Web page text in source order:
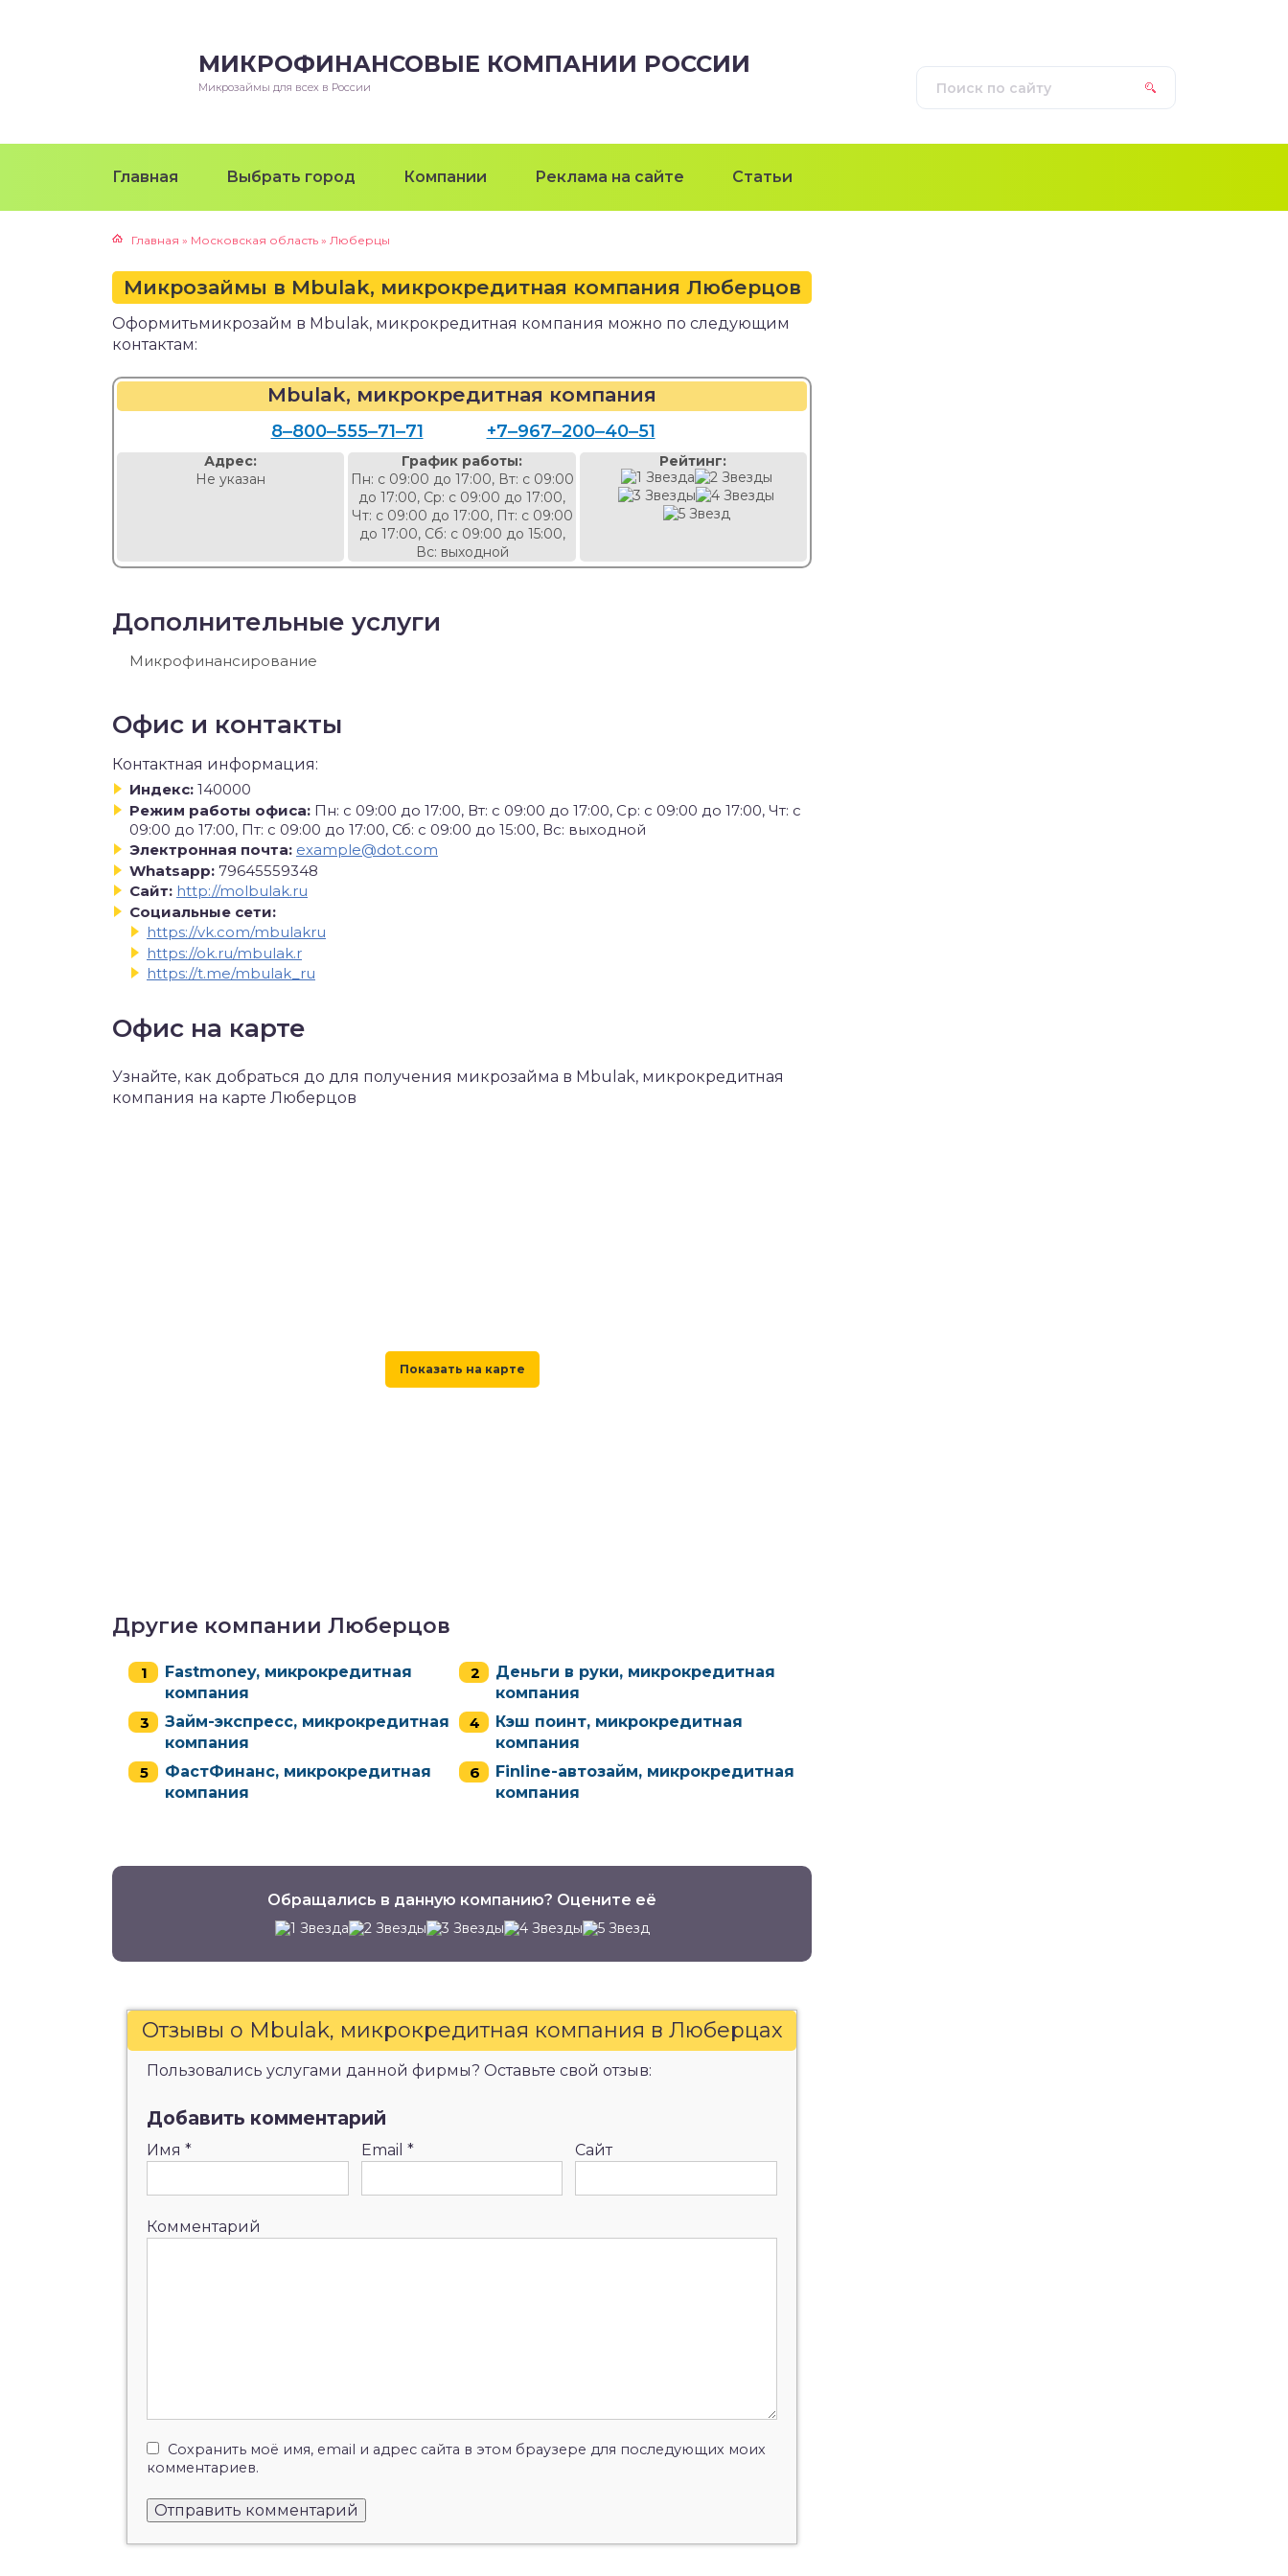
МИКРОФИНАНСОВЫЕ КОМПАНИИ РОССИИ
Микрозаймы для всех в России
Главная Выбрать город Компании Реклама на сайте Статьи
Главная » Московская область » Люберцы
Микрозаймы в Mbulak, микрокредитная компания Люберцов
Оформитьмикрозайм в Mbulak, микрокредитная компания можно по следующим
контактам:
Mbulak, микрокредитная компания
8‒800‒555‒71‒71 +7‒967‒200‒40‒51
Адрес:
Не указан
График работы:
Пн: с 09:00 до 17:00, Вт: с 09:00
до 17:00, Ср: с 09:00 до 17:00,
Чт: с 09:00 до 17:00, Пт: с 09:00
до 17:00, Сб: с 09:00 до 15:00,
Вс: выходной
Рейтинг:
Дополнительные услуги
Микрофинансирование
Офис и контакты
Контактная информация:
Индекс: 140000
Режим работы офиса: Пн: с 09:00 до 17:00, Вт: с 09:00 до 17:00, Ср: с 09:00 до 17:00, Чт: с
09:00 до 17:00, Пт: с 09:00 до 17:00, Сб: с 09:00 до 15:00, Вс: выходной
Электронная почта: example@dot.com
Whatsapp: 79645559348
Сайт: http://molbulak.ru
Социальные сети:
https://vk.com/mbulakru
https://ok.ru/mbulak.r
https://t.me/mbulak_ru
Офис на карте
Узнайте, как добраться до для получения микрозайма в Mbulak, микрокредитная
компания на карте Люберцов
Другие компании Люберцов
Fastmoney, микрокредитная
компания
Деньги в руки, микрокредитная
компания
Займ-экспресс, микрокредитная
компания
Кэш поинт, микрокредитная
компания
ФастФинанс, микрокредитная
компания
Finline-автозайм, микрокредитная
компания
Обращались в данную компанию? Оцените её
Отзывы о Mbulak, микрокредитная компания в Люберцах
Пользовались услугами данной фирмы? Оставьте свой отзыв:
Добавить комментарий
Имя * Email * Сайт
Комментарий
Сохранить моё имя, email и адрес сайта в этом браузере для последующих моих
комментариев.